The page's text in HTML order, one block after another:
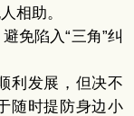
相助。
免陷入“三角”纠
利发展，但决不
随时提防身边小